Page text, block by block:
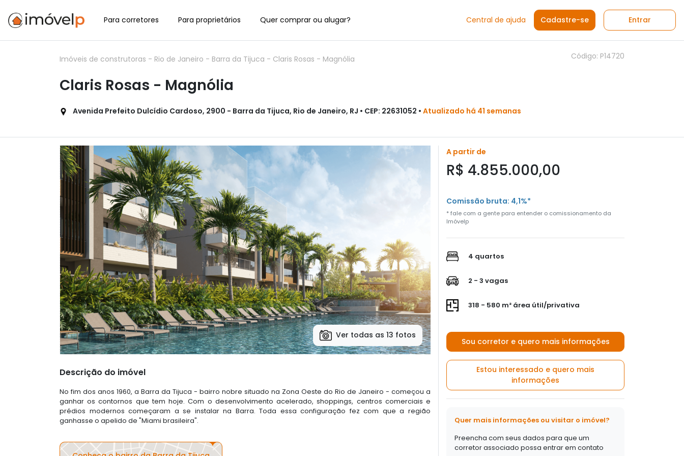
Para corretores Para proprietários Quer comprar ou alugar? Central de ajuda Cadastre-se Entrar
Imóveis de construtoras - Rio de Janeiro - Barra da Tijuca - Claris Rosas - Magnólia Código: P14720
Claris Rosas - Magnólia
Avenida Prefeito Dulcídio Cardoso, 2900 - Barra da Tijuca, Rio de Janeiro, RJ • CEP: 22631052 • Atualizado há 41 semanas
Ver todas as 13 fotos
Descrição do imóvel
No fim dos anos 1960, a Barra da Tijuca - bairro nobre situado na Zona Oeste do Rio de Janeiro - começou a
ganhar os contornos que tem hoje. Com o desenvolvimento acelerado, shoppings, centros comerciais e
prédios modernos começaram a se instalar na Barra. Toda essa configuração fez com que a região
ganhasse o apelido de "Miami brasileira".
A partir de
R$ 4.855.000,00
Comissão bruta: 4,1%*
* fale com a gente para entender o comissionamento da
Imóvelp
4 quartos
2 - 3 vagas
318 - 580 m² área útil/privativa
Sou corretor e quero mais informações
Estou interessado e quero mais
informações
Quer mais informações ou visitar o imóvel?
Preencha com seus dados para que um
corretor associado possa entrar em contato